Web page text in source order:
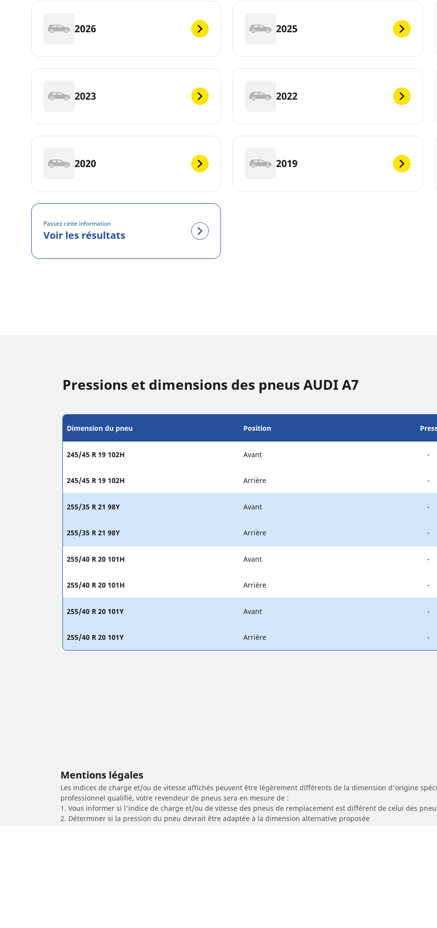
2026 2025
2023 2022
2020 2019
Passez cette information
Voir les résultats
Pressions et dimensions des pneus AUDI A7
Dimension du pneu Position
245/45 R 19 102H Avant -
245/45 R 19 102H Arrière -
255/35 R 21 98Y Avant -
255/35 R 21 98Y Arrière -
255/40 R 20 101H Avant -
255/40 R 20 101H Arrière -
255/40 R 20 101Y Avant -
255/40 R 20 101Y Arrière -
Mentions légales
Les indices de charge et/ou de vitesse affichés peuvent être légèrement différents de la dimension d'origine
professionnel qualifié, votre revendeur de pneus sera en mesure de :
1. Vous informer si l'indice de charge et/ou de vitesse des pneus de remplacement est différent de celui des
2. Déterminer si la pression du pneu devrait être adaptée à la dimension alternative proposée